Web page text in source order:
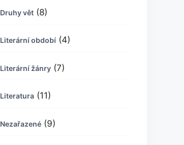
Druhy vět (8)
Literární období (4)
Literární žánry (7)
Literatura (11)
Nezařazené (9)